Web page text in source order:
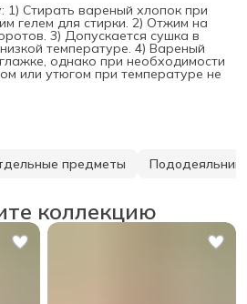
1) Стирать вареный хлопок при
гелем для стирки. 2) Отжим на
3) Допускается сушка в
температуре. 4) Вареный
однако при необходимости
или утюгом при температуре не
предметы
коллекцию